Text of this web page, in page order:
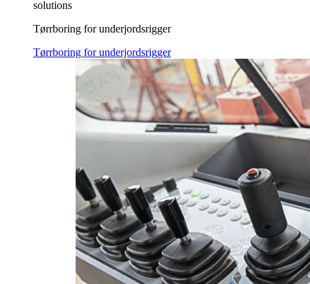
solutions
Tørrboring for underjordsrigger
Tørrboring for underjordsrigger